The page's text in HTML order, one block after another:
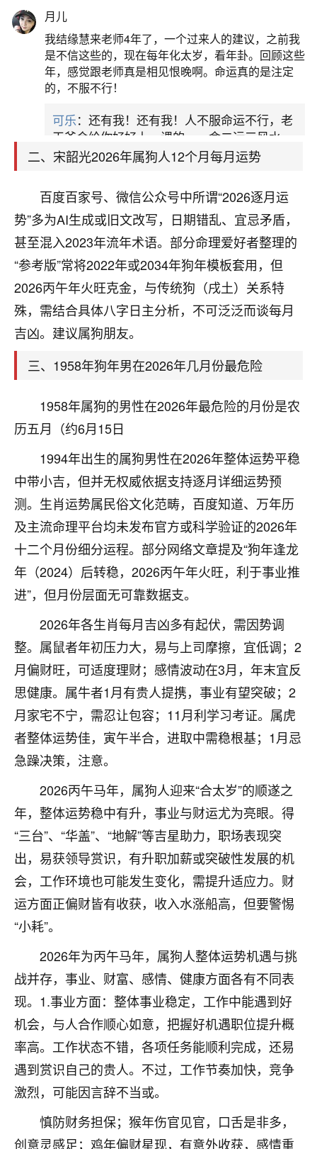
的“三合之年”，整体运势稳中有升、贵人运强。事业
上“三台”“国印”吉星高照，晋升、跳槽、创业皆有良
机，尤其农历3、6、9月为关键窗口；但需防“卷舌”
“官符”引发口舌是非与文书纠纷。财运正财稳健增
长，工资、奖金、项目提成明显提升，偏财则暗藏
风险，忌盲目跟风
二、宋韶光2026年属狗人12个月每月运势
百度百家号、微信公众号中所谓“2026逐月运
势”多为AI生成或旧文改写，日期错乱、宜忌矛盾，
甚至混入2023年流年术语。部分命理爱好者整理的
“参考版”常将2022年或2034年狗年模板套用，但
2026丙午年火旺克金，与传统狗（戌土）关系特
殊，需结合具体八字日主分析，不可泛泛而谈每月
吉凶。建议属狗朋友。
三、1958年狗年男在2026年几月份最危险
1958年属狗的男性在2026年最危险的月份是农
历五月（约6月15日
1994年出生的属狗男性在2026年整体运势平稳
中带小吉，但并无权威依据支持逐月详细运势预
测。生肖运势属民俗文化范畴，百度知道、万年历
及主流命理平台均未发布官方或科学验证的2026年
十二个月份细分运程。部分网络文章提及“狗年逢龙
年（2024）后转稳，2026丙午年火旺，利于事业推
进”，但月份层面无可靠数据支。
2026年各生肖每月吉凶多有起伏，需因势调
整。属鼠者年初压力大，易与上司摩擦，宜低调；2
月偏财旺，可适度理财；感情波动在3月，年末宜反
思健康。属牛者1月有贵人提携，事业有望突破；2
月家宅不宁，需忍让包容；11月利学习考证。属虎
者整体运势佳，寅午半合，进取中需稳根基；1月忌
急躁决策，注意。
2026丙午马年，属狗人迎来“合太岁”的顺遂之
年，整体运势稳中有升，事业与财运尤为亮眼。得
“三台”、“华盖”、“地解”等吉星助力，职场表现突
出，易获领导赏识，有升职加薪或突破性发展的机
会，工作环境也可能发生变化，需提升适应力。财
运方面正偏财皆有收获，收入水涨船高，但要警惕
“小耗”。
2026年为丙午马年，属狗人整体运势机遇与挑
战并存，事业、财富、感情、健康方面各有不同表
现。1.事业方面：整体事业稳定，工作中能遇到好
机会，与人合作顺心如意，把握好机遇职位提升概
率高。工作状态不错，各项任务能顺利完成，还易
遇到赏识自己的贵人。不过，工作节奏加快，竞争
激烈，可能因言辞不当或。
慎防财务担保；猴年伤官见官，口舌是非多，
创意灵感足；鸡年偏财星现，有意外收获，感情重
月儿
我结缘慧来老师4年了，一个过来人的建议，之前我
是不信这些的，现在每年化太岁，看年卦。回顾这些
年，感觉跟老师真是相见恨晚啊。命运真的是注定
的，不服不行！
可乐：还有我！还有我！人不服命运不行，老
天爷会给你好好上一课的。一命二运三风水，
哪样不服都不行！
卦，认识老师3年了，都是缘分啊！
17分钟前 来自湖北 19
心若莲花
我是做餐饮的，这两年，生意屡屡受挫，店开一家关
一家，要么生意不好，生意好的就出事。前些年攒的
家底快败光了，真是倒霉！我也想找人看看到底怎么
回事？
啊！
是我从找店开始都是找慧来老师跟进的，选
址、风水、还有开业日子，哪哪都看了，虽然
大环境不好，但是我家生意还可以，前几天又
刚找老师做了补财库，希望财运更好一点！
2小时前 来自海南 18
梦醒时分
我女儿高二叛逆，大半年不上学，一说她就要死要活
的，把我们两口子愁的不行，朋友给我推荐的慧来老
师，一开始我是病急乱投医，这半年来，法事一个个
做完，我女儿跟变了个人一样，不期望她能考多好的
康康的我就很知足了！
鹿森：可怜天下父母心啊！
3小时前 来自河北
付深
我是公司人事调整，有升迁机会，但同时竞争的我们
三个，找老师的时候是抱着侥幸心理，没想到老师看
太岁还有一个发钱粮，本来年前的人事调整，拖到年
后，我以为都没戏了，结果开年一上班，开会提拔升
职第一个就是我，职务无所谓，主要是底薪加了
3000，非常开心，无论如何，感恩感谢！🙏🏻
鹿森：恭喜升职加薪！！，请客吗？�
12小时前 来自北京 32
心心相印
我身体不太好，总是病病殃殃的，去检查又没什么大
问题，反正就是不舒服。中医西医看遍了，找不到问
题，后来无意中看到有人推荐慧来老师，跟老师聊过
之后，心情豁然开朗，也听老师建议，处理了一些因
果问题。今年以来，身体比以前好多，主要是心情好
了，老师说境随心转，现在深有体会了。
鹿森：是的，其实跟老师聊过之后，最大的感
触，首先就是心态会变好，万般皆是命，半点
不由人！
1天前 来自四川